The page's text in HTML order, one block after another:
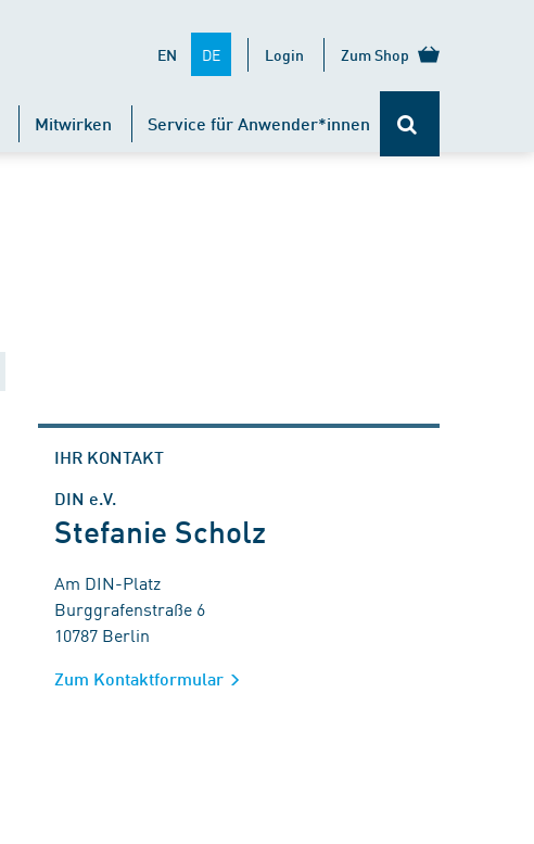
EN DE Login Zum Shop
Mitwirken Service für Anwender*innen
IHR KONTAKT
DIN e.V.
Stefanie Scholz
Am DIN-Platz
Burggrafenstraße 6
10787 Berlin
Zum Kontaktformular